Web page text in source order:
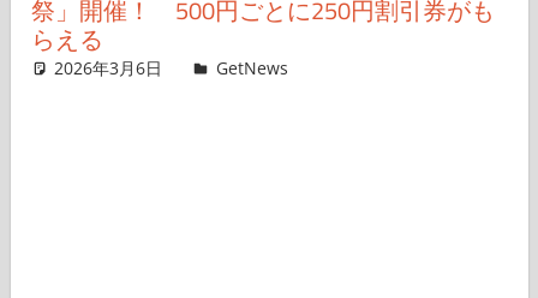
祭」開催！ 500円ごとに250円割引券がも
らえる
2026年3月6日 Taka
GetNews